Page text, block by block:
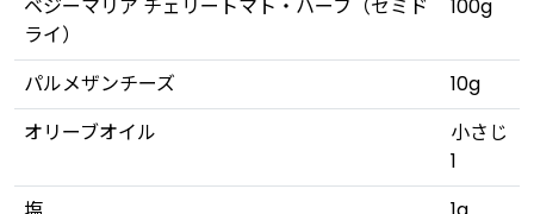
ベジーマリア チェリートマト・ハーフ（セミド
ライ）
100g
パルメザンチーズ
10g
オリーブオイル
小さじ
1